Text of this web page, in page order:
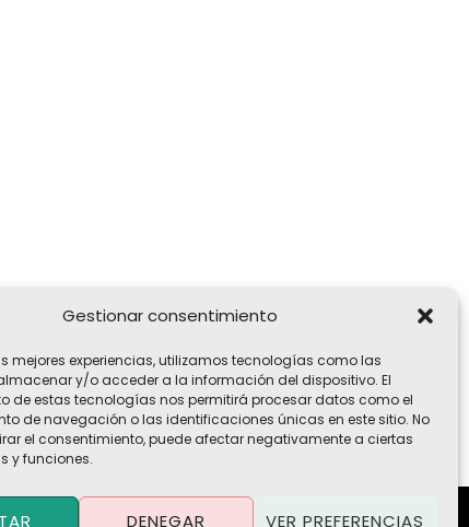
Gestionar consentimiento
mejores experiencias, utilizamos tecnologías como las
y/o acceder a la información del dispositivo. El
de estas tecnologías nos permitirá procesar datos como el
de navegación o las identificaciones únicas en este sitio. No
el consentimiento, puede afectar negativamente a ciertas
y funciones.
DENEGAR VER PREFERENCIAS
Política de Privacidad·Política de Cookies·Aviso Legal